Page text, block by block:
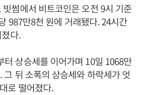
썸에서 비트코인은 오전 9시 기준
987만8천 원에 거래됐다. 24시간
다.
터 상승세를 이어가며 10일 1068만
그 뒤 소폭의 상승세와 하락세가 엇
로 떨어졌다.